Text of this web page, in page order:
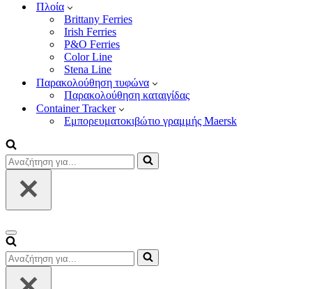
Πλοία
Brittany Ferries
Irish Ferries
P&O Ferries
Color Line
Stena Line
Παρακολούθηση τυφώνα
Παρακολούθηση καταιγίδας
Container Tracker
Εμπορευματοκιβώτιο γραμμής Maersk
Αναζήτηση
για...
Μενού
πλοήγησης
Αναζήτηση
για...